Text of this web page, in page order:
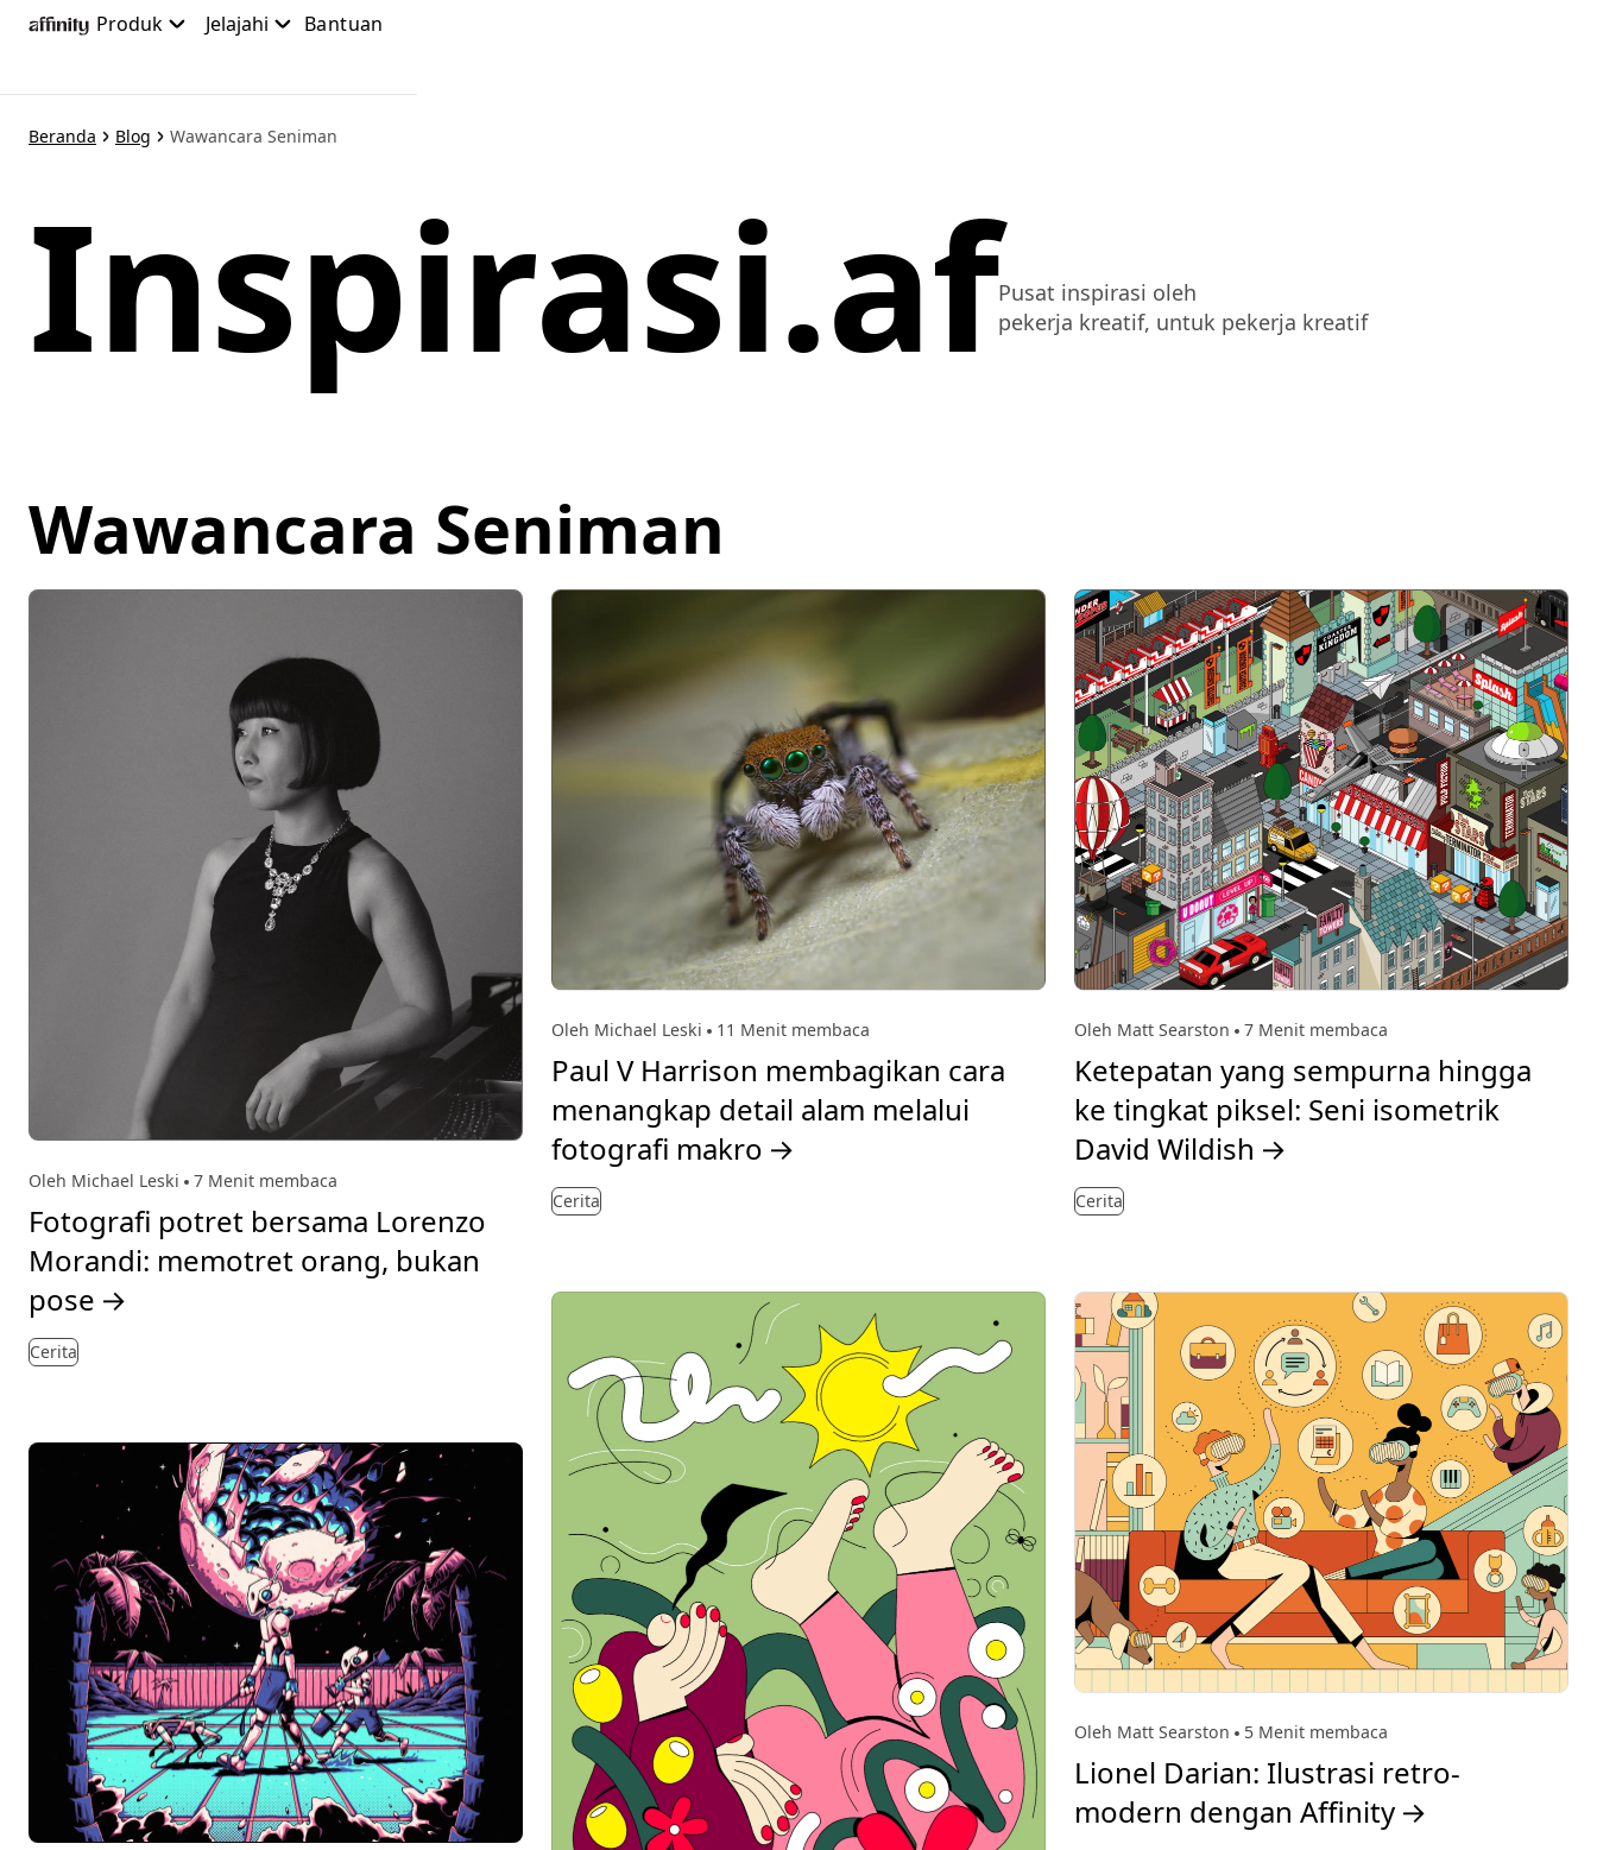
Lewati
utama
Produk Jelajahi Bantuan
Beranda Blog Wawancara Seniman
Inspirasi.afPusat inspirasi oleh
pekerja kreatif, untuk pekerja kreatif
Wawancara Seniman
Oleh Michael Leski 7 Menit membaca
Fotografi potret bersama Lorenzo
Morandi: memotret orang, bukan
pose →
Cerita
Oleh Michael Leski 11 Menit membaca
Paul V Harrison membagikan cara
menangkap detail alam melalui
fotografi makro →
Cerita
Oleh Matt Searston 7 Menit membaca
Ketepatan yang sempurna hingga
ke tingkat piksel: Seni isometrik
David Wildish →
Cerita
Oleh Matt Searston 5 Menit membaca
Lionel Darian: Ilustrasi retro-
modern dengan Affinity →